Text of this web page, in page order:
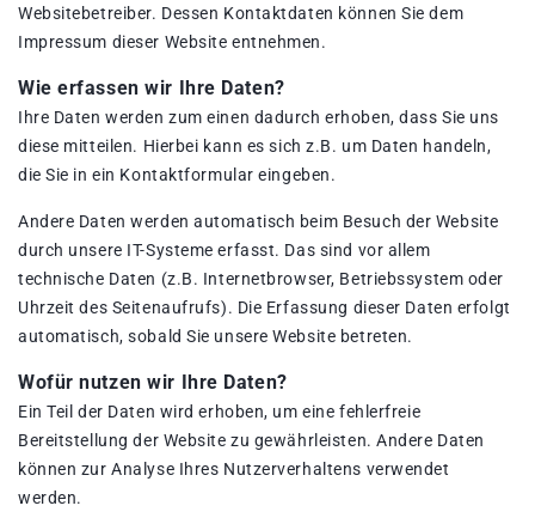
Websitebetreiber. Dessen Kontaktdaten können Sie dem
Impressum dieser Website entnehmen.
Wie erfassen wir Ihre Daten?
Ihre Daten werden zum einen dadurch erhoben, dass Sie uns
diese mitteilen. Hierbei kann es sich z.B. um Daten handeln,
die Sie in ein Kontaktformular eingeben.
Andere Daten werden automatisch beim Besuch der Website
durch unsere IT-Systeme erfasst. Das sind vor allem
technische Daten (z.B. Internetbrowser, Betriebssystem oder
Uhrzeit des Seitenaufrufs). Die Erfassung dieser Daten erfolgt
automatisch, sobald Sie unsere Website betreten.
Wofür nutzen wir Ihre Daten?
Ein Teil der Daten wird erhoben, um eine fehlerfreie
Bereitstellung der Website zu gewährleisten. Andere Daten
können zur Analyse Ihres Nutzerverhaltens verwendet
werden.